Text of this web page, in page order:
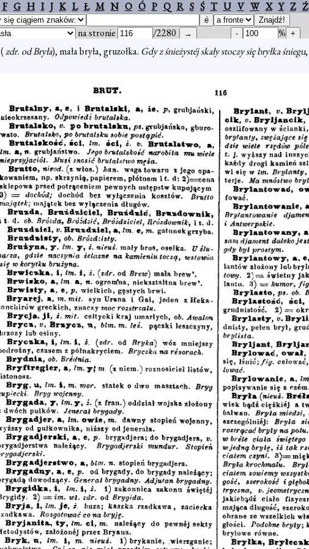
F G H I J K L Ł M N O Ó P Q R S Ś T U V W X Y Z Ź
na stronie /2280 %
(zdr. od Bryła), mała bryła, gruzołka. Gdy z śnieżystéj skały stoczy się bryłka śniegu,